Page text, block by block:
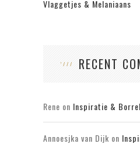
Vlaggetjes & Melaniaans
RECENT
Rene on Inspiratie &
Annoesjka van Dijk on